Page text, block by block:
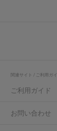
関連サイト / ご利用ガ
ご利用ガイド
お問い合わせ